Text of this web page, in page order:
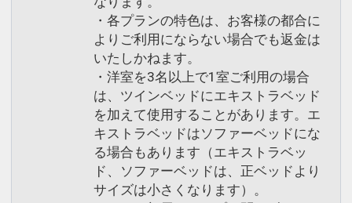
・各プランの特色は、お客様の都合に
よりご利用にならない場合でも返金は
いたしかねます。
・洋室を3名以上で1室ご利用の場合
は、ツインベッドにエキストラベッド
を加えて使用することがあります。エ
キストラベッドはソファーベッドにな
る場合もあります（エキストラベッ
ド、ソファーベッドは、正ベッドより
サイズは小さくなります）。